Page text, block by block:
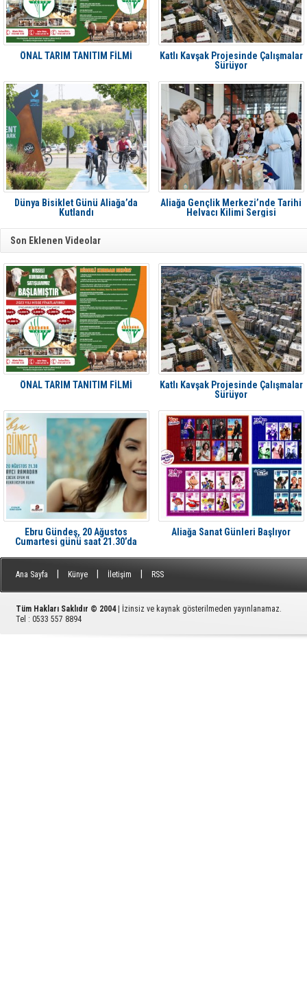
ÖNAL TARIM TANITIM FİLMİ
Katlı Kavşak Projesinde Çalışmalar
Sürüyor
Dünya Bisiklet Günü Aliağa’da
Kutlandı
Aliağa Gençlik Merkezi’nde Tarihi
Helvacı Kilimi Sergisi
Son Eklenen Videolar
ÖNAL TARIM TANITIM FİLMİ
Katlı Kavşak Projesinde Çalışmalar
Sürüyor
Ebru Gündeş, 20 Ağustos
Cumartesi günü saat 21.30’da
Aliağa Sanat Günleri Başlıyor
Ana Sayfa Künye İletişim RSS
Tüm Hakları Saklıdır © 2004| İzinsiz ve kaynak gösterilmeden yayınlanamaz.
Tel : 0533 557 8894